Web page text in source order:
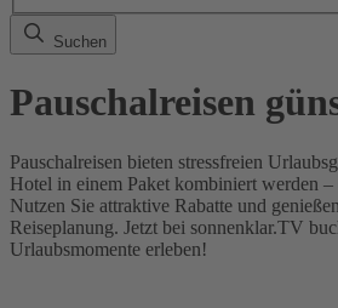
Suchen
Pauschalreisen
Pauschalreisen bieten stressfreien
Hotel in einem Paket kombiniert werden
Nutzen Sie attraktive Rabatte und
Reiseplanung. Jetzt bei sonnenklar.TV
Urlaubsmomente erleben!